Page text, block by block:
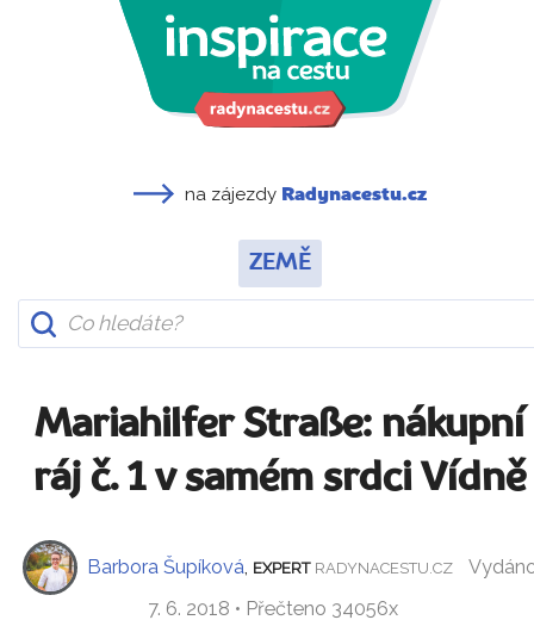
na zájezdy Radynacestu.cz
ZEMĚ
Mariahilfer Straße: nákupní
ráj č. 1 v samém srdci Vídně
Barbora Šupíková EXPERT RADYNACESTU.CZ
7. 6. 2018 • Přečteno 34056x